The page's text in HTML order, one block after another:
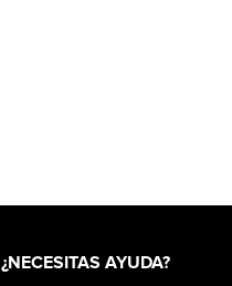
¿NECESITAS AYUDA?